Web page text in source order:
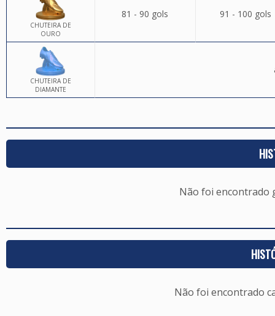
CHUTEIRA DE
OURO
81 - 90 gols 91 - 100 gols
CHUTEIRA DE
DIAMANTE
Não foi encontrado
Não foi encontrado